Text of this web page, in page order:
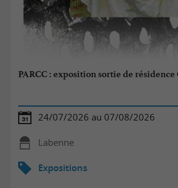
PARCC : exposition sortie de
24/07/2026 au 07/08/2026
Labenne
Expositions